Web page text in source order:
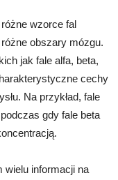
wzorce fal
obszary mózgu.
jak fale alfa, beta,
cechy
Na przykład, fale
gdy fale beta
wielu informacji na